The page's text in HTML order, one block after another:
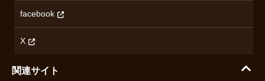
ロンジン
チューダー
ブランド一覧を見る
無断転載・商用利用について
コンテンツ制作ポリシーおよび生成AIの利用指針
facebook
X
関連サイト